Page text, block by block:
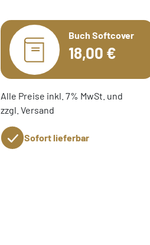
Buch Softcover
18,00 €
Alle Preise inkl. 7% MwSt. und
zzgl. Versand
Sofort lieferbar